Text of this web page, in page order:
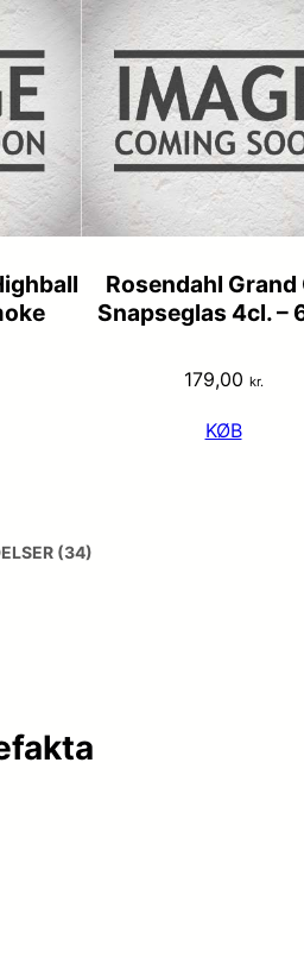
Rosendahl Grand
Snapseglas 4cl. –
179,00 kr.
KØB
(34)